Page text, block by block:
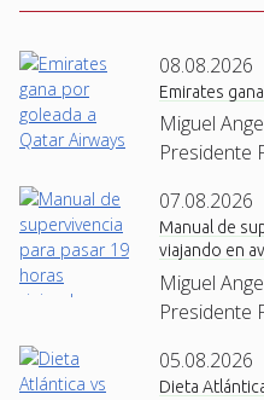
08.08.2026
Emirates
Miguel
Presidente
07.08.2026
Manual de
viajando en
Miguel
Presidente
05.08.2026
Dieta